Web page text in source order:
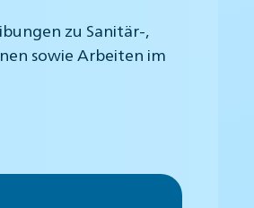
zu Sanitär-,
sowie Arbeiten im